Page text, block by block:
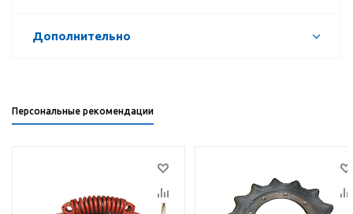
Дополнительно
Персональные рекомендации